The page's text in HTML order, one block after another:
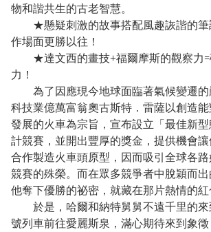
物和諧共生的古老智慧。
★懸疑刺激的故事搭配風趣詼諧的筆
作場面更勝以往！
★達文西的畫技+福爾摩斯的觀察力=
力！
為了因應現今地球面臨著氣候變遷的
科技業億萬富翁奧古斯特．雷薩以創造
發展的火車為宗旨，宣布設立「最佳新
計競賽，並開出豐厚的獎金，提供機會
合作製造火車頭原型，因而吸引全球各
競賽的殊榮。而在眾多競爭者中脫穎而
他奪下優勝的祕密，就藏在那片熱情的
於是，哈爾和納特舅舅不遠千里的來
號列車前往愛麗斯泉，滿心期待來到象